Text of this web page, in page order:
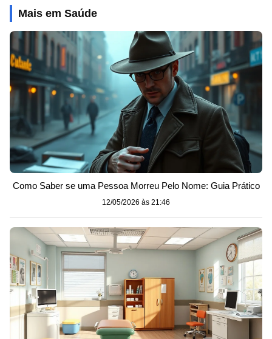
Mais em Saúde
Como Saber se uma Pessoa Morreu Pelo Nome: Guia Prático
12/05/2026 às 21:46